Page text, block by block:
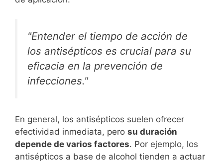
"Entender el tiempo de acción de
los antisépticos es crucial para su
eficacia en la prevención de
infecciones."
En general, los antisépticos suelen ofrecer
efectividad inmediata, pero su duración
depende de varios factores. Por ejemplo, los
antisépticos a base de alcohol tienden a actuar